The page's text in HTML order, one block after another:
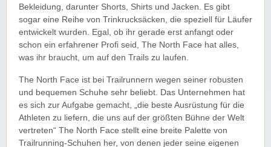
Bekleidung, darunter Shorts, Shirts und Jacken. Es gibt
sogar eine Reihe von Trinkrucksäcken, die speziell für Läufer
entwickelt wurden. Egal, ob ihr gerade erst anfangt oder
schon ein erfahrener Profi seid, The North Face hat alles,
was ihr braucht, um auf den Trails zu laufen.
The North Face ist bei Trailrunnern wegen seiner robusten
und bequemen Schuhe sehr beliebt. Das Unternehmen hat
es sich zur Aufgabe gemacht, „die beste Ausrüstung für die
Athleten zu liefern, die uns auf der größten Bühne der Welt
vertreten“ The North Face stellt eine breite Palette von
Trailrunning-Schuhen her, von denen jeder seine eigenen